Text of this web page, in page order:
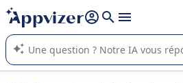
répondre (plusieurs lignes avec
L'IA de Appvizer vous guide dans
logiciel SaaS en entreprise.